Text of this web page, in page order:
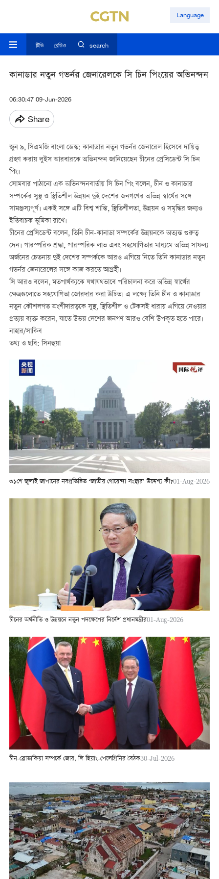
Language
টিভি রেডিও search
কানাডার নতুন গভর্নর জেনারেলকে সি চিন পিংয়ের অভিনন্দন
06:30:47 09-Jun-2026
Share
জুন ৯, সিএমজি বাংলা ডেস্ক: কানাডার নতুন গভর্নর জেনারেল হিসেবে দায়িত্ব
গ্রহণ করায় লুইস আরবারকে অভিনন্দন জানিয়েছেন চীনের প্রেসিডেন্ট সি চিন
পিং।
সোমবার পাঠানো এক অভিনন্দনবার্তায় সি চিন পিং বলেন, চীন ও কানাডার
সম্পর্কের সুস্থ ও স্থিতিশীল উন্নয়ন দুই দেশের জনগণের অভিন্ন স্বার্থের সঙ্গে
সামঞ্জস্যপূর্ণ। একই সঙ্গে এটি বিশ্ব শান্তি, স্থিতিশীলতা, উন্নয়ন ও সমৃদ্ধির জন্যও
ইতিবাচক ভূমিকা রাখে।
চীনের প্রেসিডেন্ট বলেন, তিনি চীন-কানাডা সম্পর্কের উন্নয়নকে অত্যন্ত গুরুত্ব
দেন। পারস্পরিক শ্রদ্ধা, পারস্পরিক লাভ এবং সহযোগিতার মাধ্যমে অভিন্ন সাফল্য
অর্জনের চেতনায় দুই দেশের সম্পর্ককে আরও এগিয়ে নিতে তিনি কানাডার নতুন
গভর্নর জেনারেলের সঙ্গে কাজ করতে আগ্রহী।
সি আরও বলেন, মতপার্থক্যকে যথাযথভাবে পরিচালনা করে অভিন্ন স্বার্থের
ক্ষেত্রগুলোতে সহযোগিতা জোরদার করা উচিত। এ লক্ষ্যে তিনি চীন ও কানাডার
নতুন কৌশলগত অংশীদারত্বকে সুস্থ, স্থিতিশীল ও টেকসই ধারায় এগিয়ে নেওয়ার
প্রত্যয় ব্যক্ত করেন, যাতে উভয় দেশের জনগণ আরও বেশি উপকৃত হতে পারে।
নাহার/সাকিব
তথ্য ও ছবি: সিনহুয়া
৩১শে জুলাই জাপানের নবপ্রতিষ্ঠিত ‘জাতীয় গোয়েন্দা সংস্থার’ উদ্দেশ্য কী?01-Aug-2026
চীনের অর্থনীতি ও উন্নয়নে নতুন পদক্ষেপের নির্দেশ প্রধানমন্ত্রীর01-Aug-2026
চীন-স্লোভাকিয়া সম্পর্কে জোর, লি ছিয়াং-পেলেগ্রিনির বৈঠক30-Jul-2026